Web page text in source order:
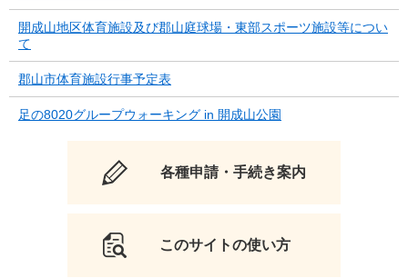
開成山地区体育施設及び郡山庭球場・東部スポーツ施設等につい
て
郡山市体育施設行事予定表
足の8020グループウォーキング in 開成山公園
各種申請・手続き案内
このサイトの使い方